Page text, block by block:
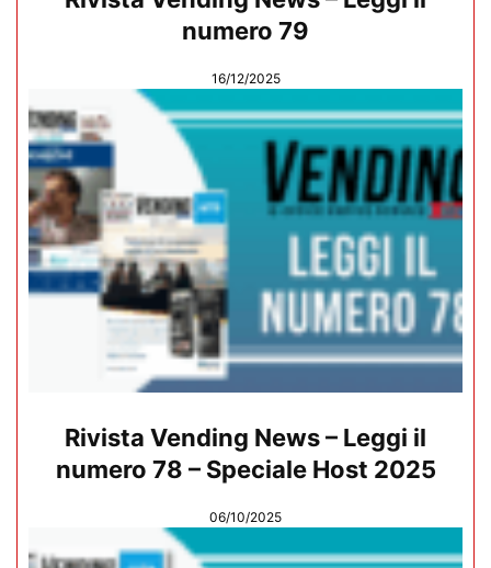
numero 79
16/12/2025
Rivista Vending News – Leggi il
numero 78 – Speciale Host 2025
06/10/2025